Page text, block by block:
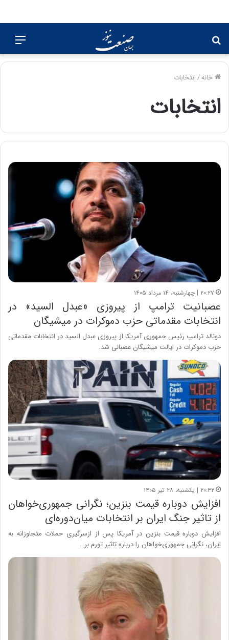
برای
خانه/انتخابات
انتخابات
۲۰:۲۷ | چهارشنبه، ۱۴ مرداد ۱۴۰۵
عصبانیت ترامپ از پیروزی «عبدل السید» در
انتخابات مقدماتی حزب دموکرات در میشیگان
دونالد ترامپ رئیس جمهوری آمریکا از پیروزی عبدل السید در انتخابات مقدماتی
حزب دموکرات در ایالت میشیگان عصبانی شد.
۲۰:۳۲ | یکشنبه، ۲۸ تیر ۱۴۰۵
افزایش دوباره قیمت بنزین؛ نگرانی جمهوری‌خواهان
از تاثیر جنگ ایران بر انتخابات میان‌دوره‌ای
افزایش دوباره قیمت بنزین در آمریکا پس از ازسرگیری حملات متجاوزانه به
ایران، نگرانی جمهوری‌خواهان را درباره تاثیر تورم بر…